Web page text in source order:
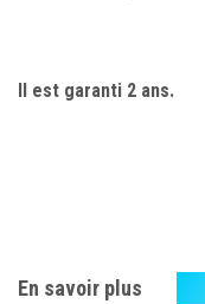
Il est garanti 2 ans.
En savoir plus